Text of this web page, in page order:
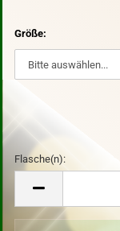
Größe:
Flasche(n):